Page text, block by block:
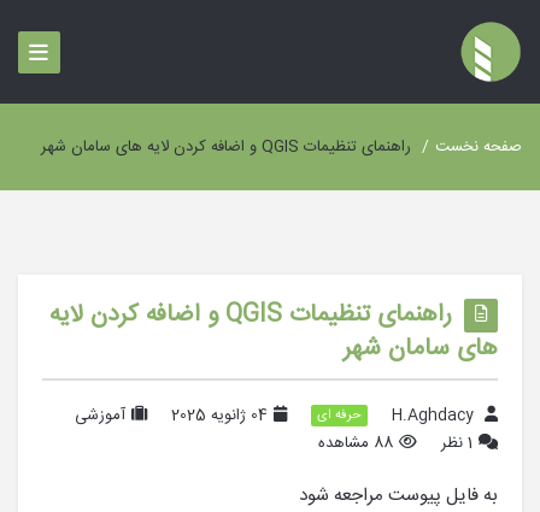
صفحه نخست / راهنمای تنظیمات QGIS و اضافه کردن لایه های سامان شهر
راهنمای تنظیمات QGIS و اضافه کردن لایه
های سامان شهر
H.Aghdacy حرفه ای 04 ژانویه 2025
آموزشی
1 نظر
88 مشاهده
به فایل پیوست مراجعه شود